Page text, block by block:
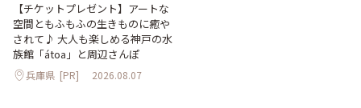
【チケットプレゼント】アートな
空間ともふもふの生きものに癒や
されて♪ 大人も楽しめる神戸の水
族館「átoa」と周辺さんぽ
兵庫県 [PR] 2026.08.07